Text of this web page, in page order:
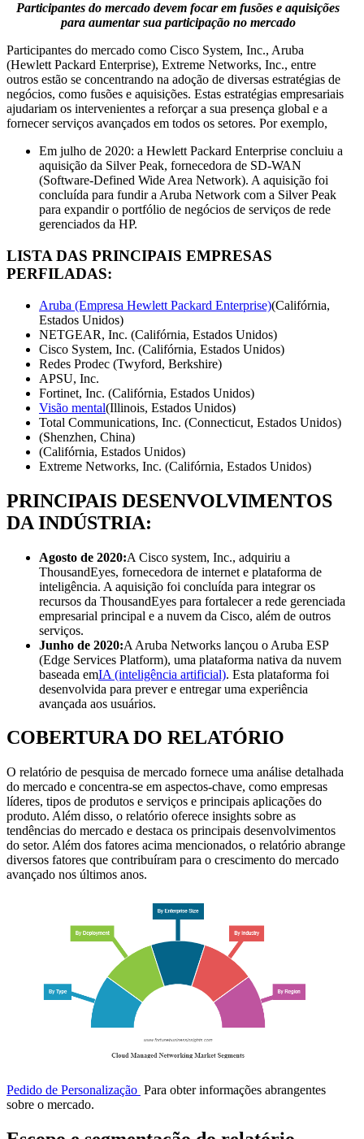
Participantes do mercado devem focar em fusões e aquisições
para aumentar sua participação no mercado
Participantes do mercado como Cisco System, Inc., Aruba
(Hewlett Packard Enterprise), Extreme Networks, Inc., entre
outros estão se concentrando na adoção de diversas estratégias de
negócios, como fusões e aquisições. Estas estratégias empresariais
ajudariam os intervenientes a reforçar a sua presença global e a
fornecer serviços avançados em todos os setores. Por exemplo,
Em julho de 2020: a Hewlett Packard Enterprise concluiu a
aquisição da Silver Peak, fornecedora de SD-WAN
(Software-Defined Wide Area Network). A aquisição foi
concluída para fundir a Aruba Network com a Silver Peak
para expandir o portfólio de negócios de serviços de rede
gerenciados da HP.
LISTA DAS PRINCIPAIS EMPRESAS
PERFILADAS:
Aruba (Empresa Hewlett Packard Enterprise)(Califórnia,
Estados Unidos)
NETGEAR, Inc. (Califórnia, Estados Unidos)
Cisco System, Inc. (Califórnia, Estados Unidos)
Redes Prodec (Twyford, Berkshire)
APSU, Inc.
Fortinet, Inc. (Califórnia, Estados Unidos)
Visão mental(Illinois, Estados Unidos)
Total Communications, Inc. (Connecticut, Estados Unidos)
(Shenzhen, China)
(Califórnia, Estados Unidos)
Extreme Networks, Inc. (Califórnia, Estados Unidos)
PRINCIPAIS DESENVOLVIMENTOS
DA INDÚSTRIA:
Agosto de 2020:A Cisco system, Inc., adquiriu a
ThousandEyes, fornecedora de internet e plataforma de
inteligência. A aquisição foi concluída para integrar os
recursos da ThousandEyes para fortalecer a rede gerenciada
empresarial principal e a nuvem da Cisco, além de outros
serviços.
Junho de 2020:A Aruba Networks lançou o Aruba ESP
(Edge Services Platform), uma plataforma nativa da nuvem
baseada emIA (inteligência artificial). Esta plataforma foi
desenvolvida para prever e entregar uma experiência
avançada aos usuários.
COBERTURA DO RELATÓRIO
O relatório de pesquisa de mercado fornece uma análise detalhada
do mercado e concentra-se em aspectos-chave, como empresas
líderes, tipos de produtos e serviços e principais aplicações do
produto. Além disso, o relatório oferece insights sobre as
tendências do mercado e destaca os principais desenvolvimentos
do setor. Além dos fatores acima mencionados, o relatório abrange
diversos fatores que contribuíram para o crescimento do mercado
avançado nos últimos anos.
Pedido de Personalização Para obter informações abrangentes
sobre o mercado.